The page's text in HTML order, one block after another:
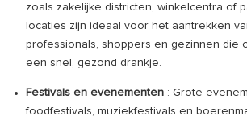
zoals zakelijke districten, winkelcentra of
locaties zijn ideaal voor het aantrekken
professionals, shoppers en gezinnen die
een snel, gezond drankje.
Festivals en evenementen : Grote
foodfestivals, muziekfestivals en